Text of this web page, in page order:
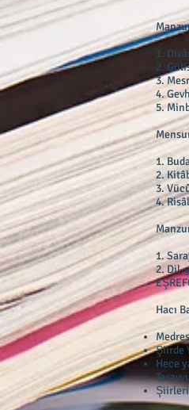
1.
2.
3.
4.
5.
1.
2.
3.
4.
1.
2. Dil-
Hacı
Şiirde
Hece